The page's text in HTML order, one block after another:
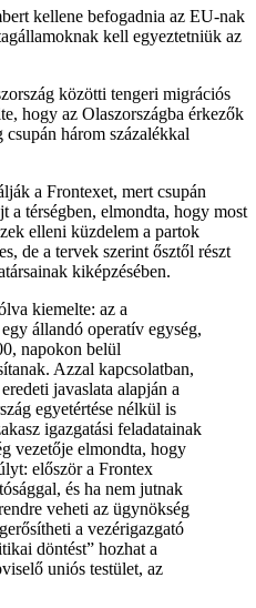
kellene befogadnia az EU-nak
kell egyeztetniük az
közötti tengeri migrációs
hogy az Olaszországba érkezők
csupán három százalékkal
a Frontexet, mert csupán
a térségben, elmondta, hogy most
elleni küzdelem a partok
de a tervek szerint ősztől részt
kiképzésében.
kiemelte: az a
állandó operatív egység,
napokon belül
Azzal kapcsolatban,
javaslata alapján a
egyetértése nélkül is
igazgatási feladatainak
vezetője elmondta, hogy
először a Frontex
és ha nem jutnak
veheti az ügynökség
a vezérigazgató
döntést” hozhat a
uniós testület, az